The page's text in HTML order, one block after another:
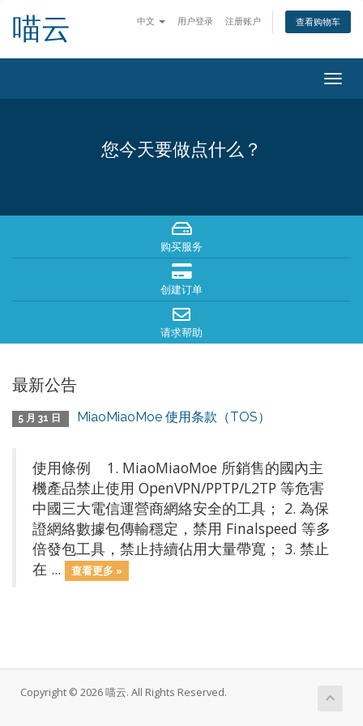
中文 用户登录 注册账户 查看购物车
喵云
切
换
您今天要做点什么？
购买服务
创建订单
请求帮助
最新公告
5 月 31 日 MiaoMiaoMoe 使用条款（TOS）
使用條例 1. MiaoMiaoMoe 所銷售的國內主
機產品禁止使用 OpenVPN/PPTP/L2TP 等危害
中國三大電信運營商網絡安全的工具； 2. 為保
證網絡數據包傳輸穩定，禁用 Finalspeed 等多
倍發包工具，禁止持續佔用大量帶寬； 3. 禁止
在 ...
查看更多 »
Copyright © 2026 喵云. All Rights Reserved.